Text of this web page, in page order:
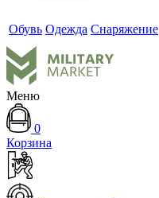
Обувь Одежда Снаряжение
Меню
0
Корзина